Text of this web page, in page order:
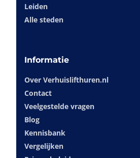
Leiden
Alle steden
Informatie
Over Verhuislifthuren.nl
Contact
Veelgestelde vragen
Blog
Kennisbank
Vergelijken